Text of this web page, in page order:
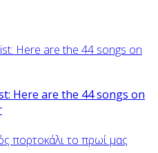
Here are the 44 songs on